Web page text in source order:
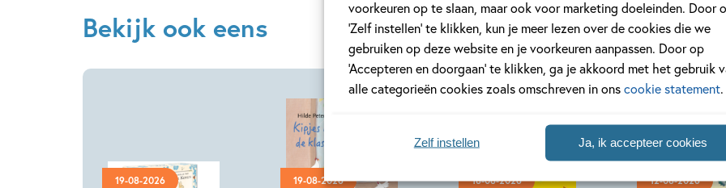
voorkeuren op te slaan, maar ook voor marketing doeleinden. Door
‘Zelf instellen’ te klikken, kun je meer lezen over de cookies die we
gebruiken op deze website en je voorkeuren aanpassen. Door op
‘Accepteren en doorgaan’ te klikken, ga je akkoord met het gebruik
alle categorieën cookies zoals omschreven in onscookie statement
Ja, ik accepteer cookies
Zelf instellen
Bekijk ook eens
19-08-2026 19-08-2026 18-08-2026 12-08-2026